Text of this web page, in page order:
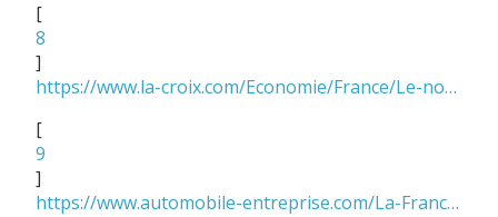
[
8
]
https://www.la-croix.com/Economie/France/Le-nombre-bornes-vehicules-electriques-progresse-lentement-2018-07-05-1200952727
[
9
]
https://www.automobile-entreprise.com/La-France-compte-une-vingtaine-de,6845